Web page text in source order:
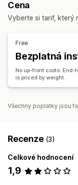
Cena
Vyberte si tarif, který
Free
Bezplatná
No up-front costs.
is priced by weight.
Všechny poplatky jsou
Recenze (3)
Celkové hodnocení
1,9